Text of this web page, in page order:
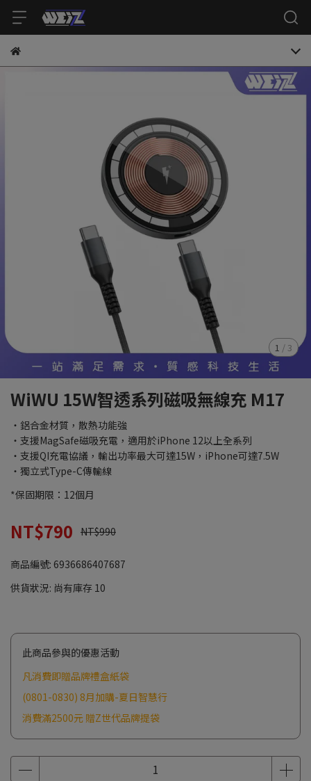
1 / 3
WiWU 15W智透系列磁吸無線充 M17
・鋁合金材質，散熱功能強
・支援MagSafe磁吸充電，適用於iPhone 12以上全系列
・支援QI充電協議，輸出功率最大可達15W，iPhone可達7.5W
・獨立式Type-C傳輸線
*保固期限：12個月
NT$790 NT$990
商品編號: 6936686407687
供貨狀況: 尚有庫存 10
此商品參與的優惠活動
凡消費即贈品牌禮盒紙袋
(0801-0830) 8月加購-夏日智慧行
消費滿2500元 贈Z世代品牌提袋